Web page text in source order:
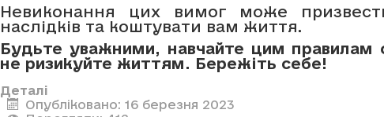
Невиконання цих вимог може
наслідків та коштувати вам життя.
Будьте уважними, навчайте цим правилам
не ризикуйте життям. Бережіть себе!
Деталі
Опубліковано: 16 березня 2023